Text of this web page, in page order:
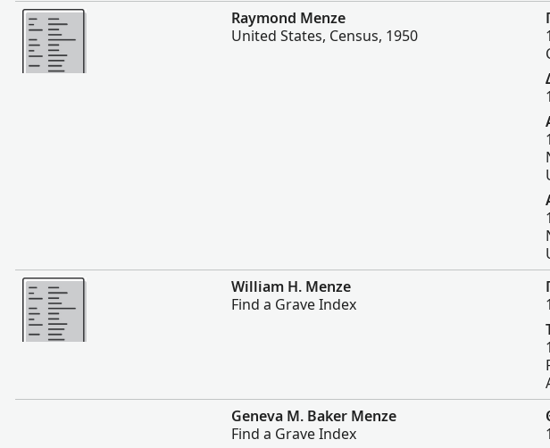
Περισσότερα
Raymond Menze
United States, Census, 1950
Περισσότερα
William H. Menze
Find a Grave Index
Geneva M. Baker Menze
Find a Grave Index